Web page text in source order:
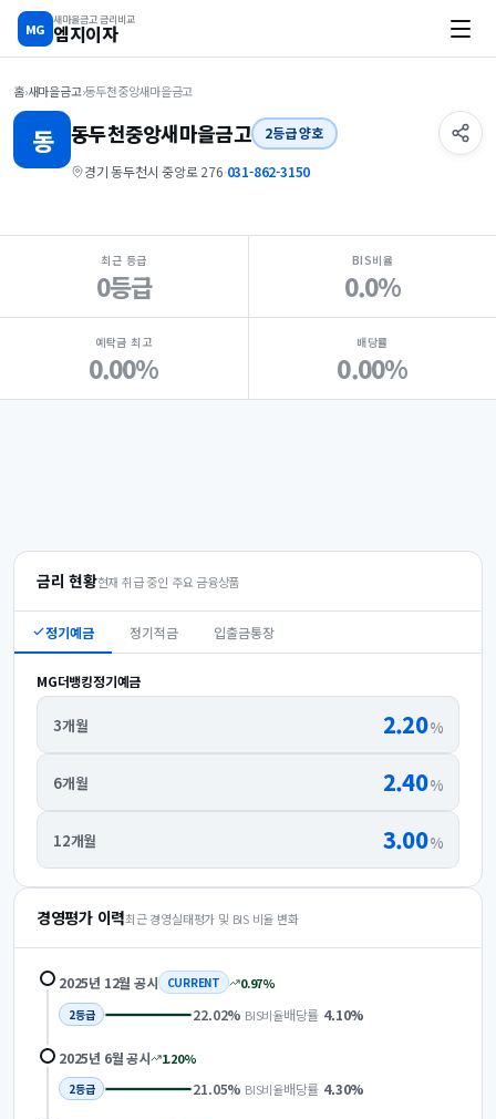
MG
새마을금고 금리비교
엠지이자
홈›새마을금고›동두천중앙새마을금고
동 동두천중앙새마을금고 2등급 양호
경기 동두천시 중앙로 276·031-862-3150
지점 핵심 지표 요약
최근 등급
0등급
BIS비율
0.0%
예탁금 최고
0.00%
배당률
0.00%
금리 현황현재 취급 중인 주요 금융상품
정기예금 정기적금 입출금통장
MG더뱅킹정기예금
3개월 2.20%
6개월 2.40%
12개월 3.00%
경영평가 이력최근 경영실태평가 및 BIS 비율 변화
2025년 12월 공시 CURRENT 0.97%
2등급 22.02% BIS비율배당률 4.10%
2025년 6월공시 1.20%
2등급 21.05% BIS비율배당률 4.30%